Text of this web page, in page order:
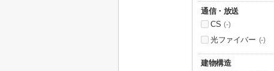
通信・放送
CS (-)
光ファイバー (-)
建物構造